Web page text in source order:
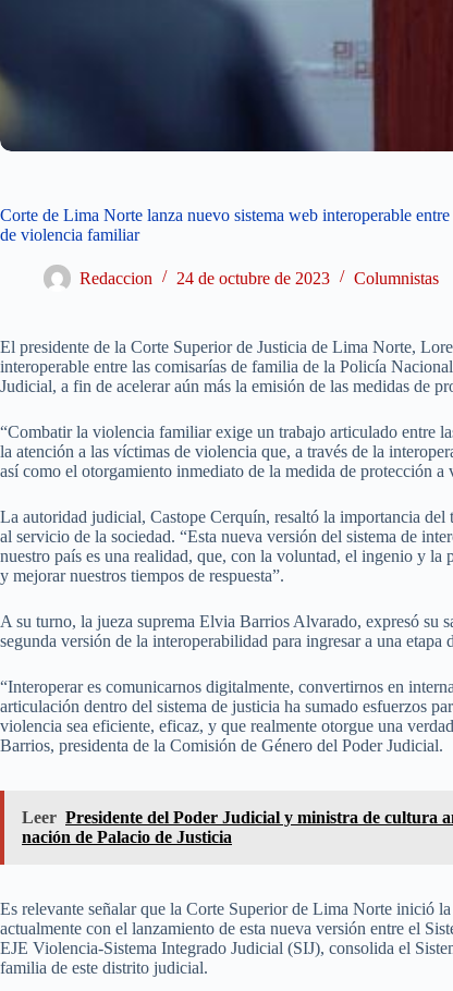
Corte de Lima Norte lanza nuevo sistema web interoperable
de violencia familiar
Redaccion 24 de octubre de 2023 Columnistas
El presidente de la Corte Superior de Justicia de Lima Norte,
interoperable entre las comisarías de familia de la Policía
Judicial, a fin de acelerar aún más la emisión de las medidas de
“Combatir la violencia familiar exige un trabajo articulado entre
la atención a las víctimas de violencia que, a través de la
así como el otorgamiento inmediato de la medida de protección
La autoridad judicial, Castope Cerquín, resaltó la importancia
al servicio de la sociedad. “Esta nueva versión del sistema de
nuestro país es una realidad, que, con la voluntad, el ingenio y
y mejorar nuestros tiempos de respuesta”.
A su turno, la jueza suprema Elvia Barrios Alvarado, expresó su
segunda versión de la interoperabilidad para ingresar a una etapa
“Interoperar es comunicarnos digitalmente, convertirnos en
articulación dentro del sistema de justicia ha sumado esfuerzos
violencia sea eficiente, eficaz, y que realmente otorgue una
Barrios, presidenta de la Comisión de Género del Poder Judicial.
Leer Presidente del Poder Judicial y ministra de cultura
nación de Palacio de Justicia
Es relevante señalar que la Corte Superior de Lima Norte inició
actualmente con el lanzamiento de esta nueva versión entre el
EJE Violencia-Sistema Integrado Judicial (SIJ), consolida el
familia de este distrito judicial.